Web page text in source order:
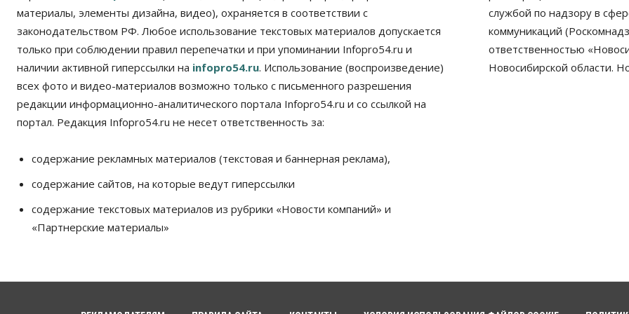
материалы, элементы дизайна, видео), охраняется в соответствии с
законодательством РФ. Любое использование текстовых материалов допускается
только при соблюдении правил перепечатки и при упоминании Infopro54.ru и
наличии активной гиперссылки на infopro54.ru. Использование (воспроизведение)
всех фото и видео-материалов возможно только с письменного разрешения
редакции информационно-аналитического портала Infopro54.ru и со ссылкой на
портал. Редакция Infopro54.ru не несет ответственность за:
содержание рекламных материалов (текстовая и баннерная реклама),
содержание сайтов, на которые ведут гиперссылки
содержание текстовых материалов из рубрики «Новости компаний» и
«Партнерские материалы»
службой по надзору в
коммуникаций
ответственностью
Новосибирской области.